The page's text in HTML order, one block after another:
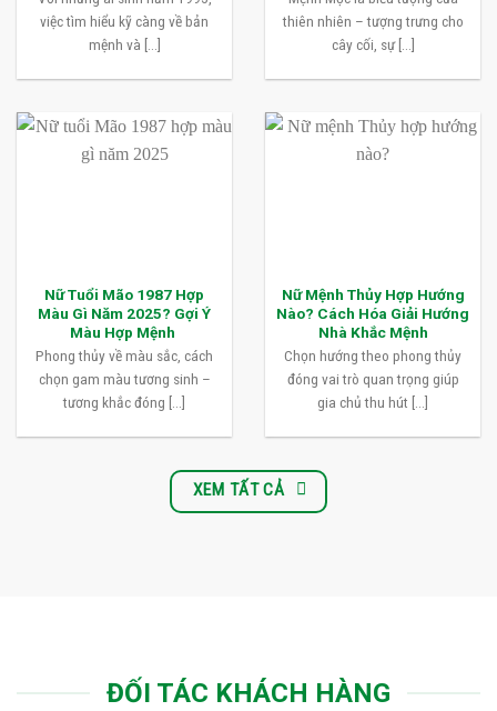
việc tìm hiểu kỹ càng về bản
mệnh và [...]
thiên nhiên – tượng trưng cho
cây cối, sự [...]
Nữ Tuổi Mão 1987 Hợp
Màu Gì Năm 2025? Gợi Ý
Màu Hợp Mệnh
Phong thủy về màu sắc, cách
chọn gam màu tương sinh –
tương khắc đóng [...]
Nữ Mệnh Thủy Hợp Hướng
Nào? Cách Hóa Giải Hướng
Nhà Khắc Mệnh
Chọn hướng theo phong thủy
đóng vai trò quan trọng giúp
gia chủ thu hút [...]
XEM TẤT CẢ
ĐỐI TÁC KHÁCH HÀNG